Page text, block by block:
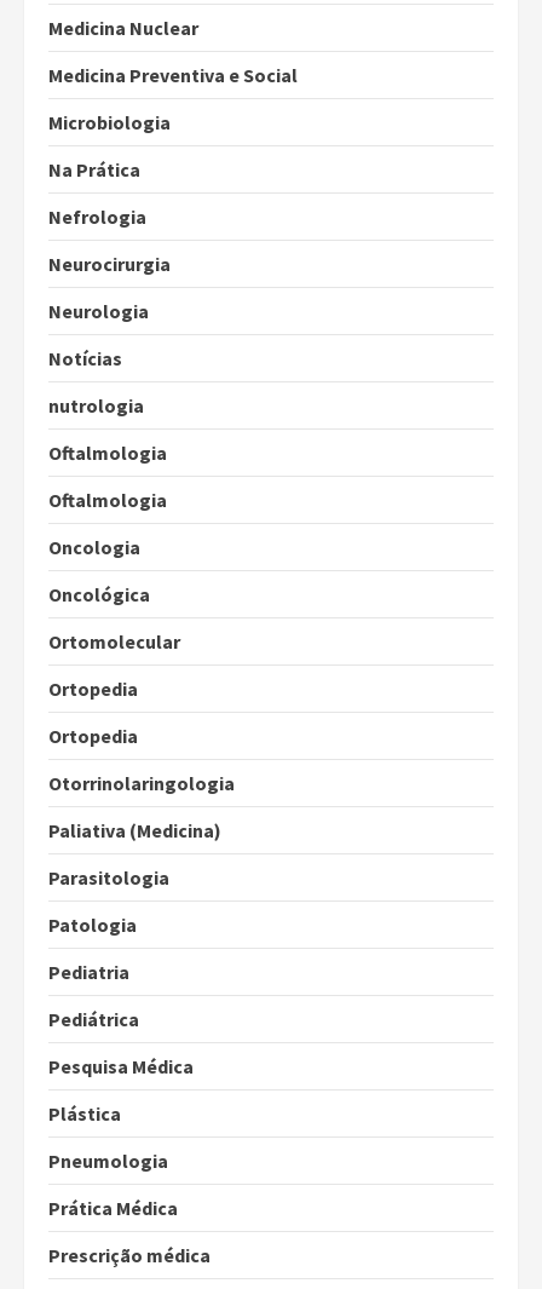
Medicina Nuclear
Medicina Preventiva e Social
Microbiologia
Na Prática
Nefrologia
Neurocirurgia
Neurologia
Notícias
nutrologia
Oftalmologia
Oftalmologia
Oncologia
Oncológica
Ortomolecular
Ortopedia
Ortopedia
Otorrinolaringologia
Paliativa (Medicina)
Parasitologia
Patologia
Pediatria
Pediátrica
Pesquisa Médica
Plástica
Pneumologia
Prática Médica
Prescrição médica